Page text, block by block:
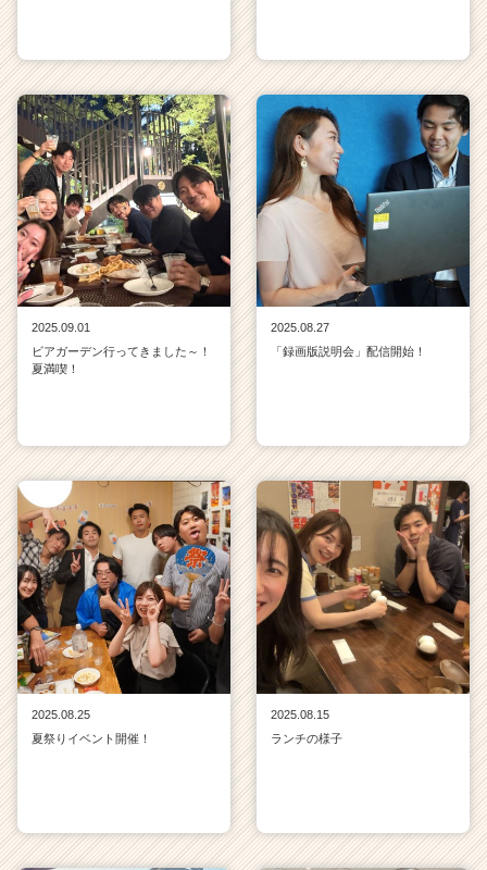
2025.09.01
ビアガーデン行ってきました～！
夏満喫！
2025.08.27
「録画版説明会」配信開始！
2025.08.25
夏祭りイベント開催！
2025.08.15
ランチの様子